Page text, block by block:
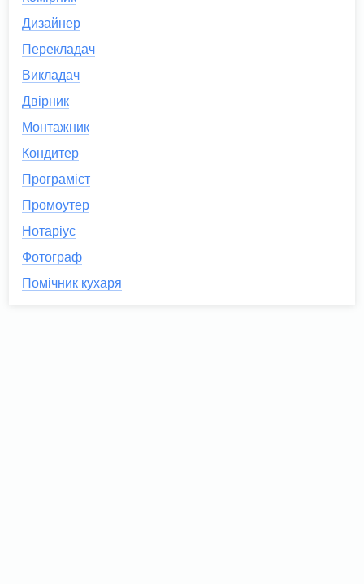
Дизайнер
Перекладач
Викладач
Двірник
Монтажник
Кондитер
Програміст
Промоутер
Нотаріус
Фотограф
Помічник кухаря